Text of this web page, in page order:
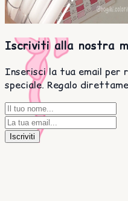
Iscriviti alla nostra
Inserisci la tua email per
speciale. Regalo
Iscriviti